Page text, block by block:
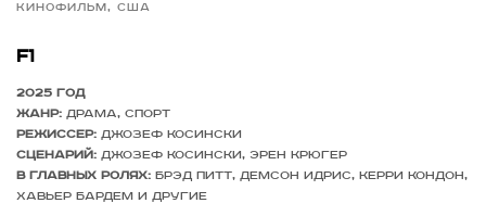
Кинофильм, США
F1
2025 год
Жанр: драма, спорт
Режиссер: Джозеф Косински
Сценарий: Джозеф Косински, Эрен Крюгер
В главных ролях: Брэд Питт, Демсон Идрис, Керри Кондон,
Хавьер Бардем и другие